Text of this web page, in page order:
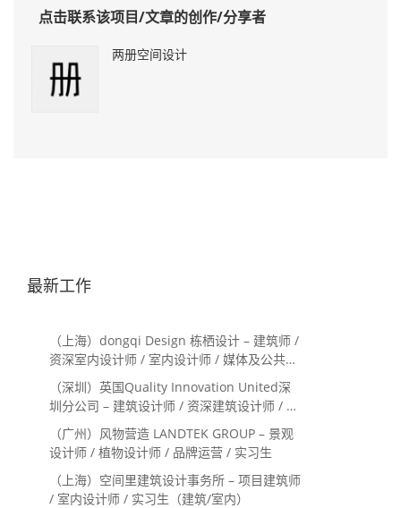
点击联系该项目/文章的创作/分享者
两册空间设计
最新工作
（上海）dongqi Design 栋栖设计 – 建筑师 /
资深室内设计师 / 室内设计师 / 媒体及公共关
系主管 / 设计实习生（常年招聘）
（深圳）英国Quality Innovation United深
圳分公司 – 建筑设计师 / 资深建筑设计师 / 室
内设计师 / 设计实习生
（广州）风物营造 LANDTEK GROUP – 景观
设计师 / 植物设计师 / 品牌运营 / 实习生
（上海）空间里建筑设计事务所 – 项目建筑师
/ 室内设计师 / 实习生（建筑/室内）